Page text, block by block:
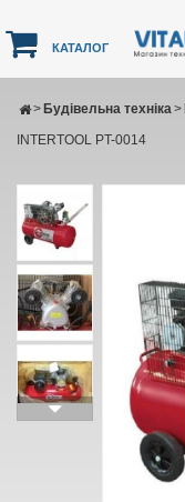
КАТАЛОГ
Будівельна техніка
> >
INTERTOOL PT-0014